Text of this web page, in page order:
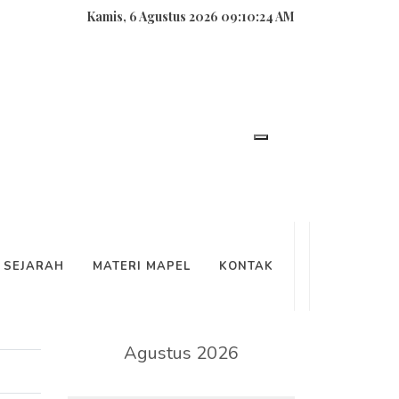
Kamis, 6 Agustus 2026 09:10:24 AM
SEJARAH MATERI MAPEL KONTAK
Agustus 2026